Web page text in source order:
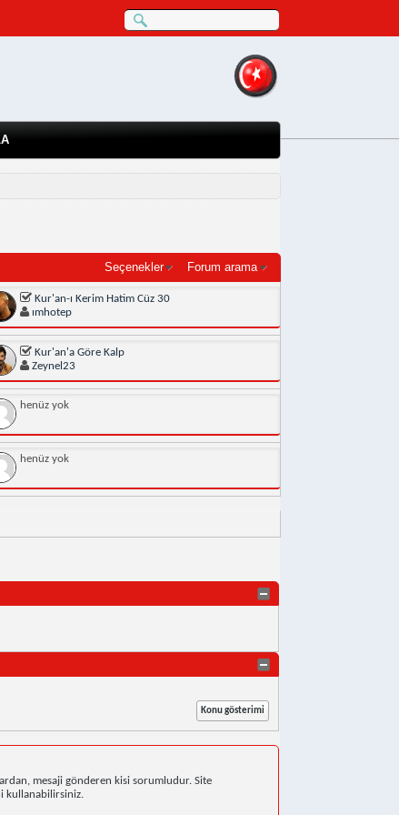
Seçenekler Forum arama
Kur'an-ı Kerim Hatim Cüz 30
ımhotep
Kur'an'a Göre Kalp
Zeynel23
henüz yok
henüz yok
mesaji gönderen kisi sorumludur. Site
kullanabilirsiniz.